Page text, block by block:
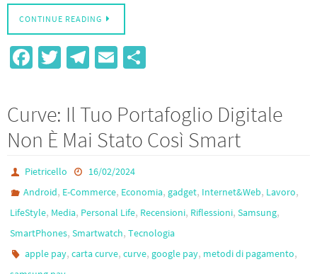
CONTINUE READING
Fa
o
o
k
T
tt
er
Te
gr
a
m
E
ail
ar
e
Curve: Il Tuo Portafoglio Digitale
Non È Mai Stato Così Smart
Pietricello
16/02/2024
Android, E-Commerce, Economia, gadget, Internet&Web, Lavoro,
LifeStyle, Media, Personal Life, Recensioni, Riflessioni, Samsung,
SmartPhones, Smartwatch, Tecnologia
apple pay,carta curve,curve, google pay, metodi di pagamento,